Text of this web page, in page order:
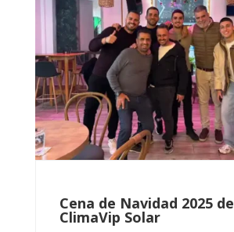
Cena de Navidad 2025 de
ClimaVip Solar